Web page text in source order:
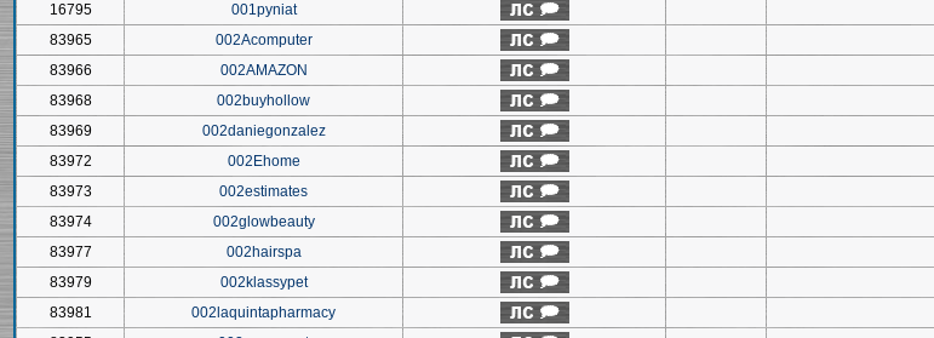
16795
001pyniat
83965
002Acomputer
83966
002AMAZON
83968
002buyhollow
83969
002daniegonzalez
83972
002Ehome
83973
002estimates
83974
002glowbeauty
83977
002hairspa
83979
002klassypet
83981
002laquintapharmacy